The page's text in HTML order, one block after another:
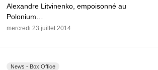
Alexandre Litvinenko, empoisonné au
Polonium…
mercredi 23 juillet 2014
News - Box Office